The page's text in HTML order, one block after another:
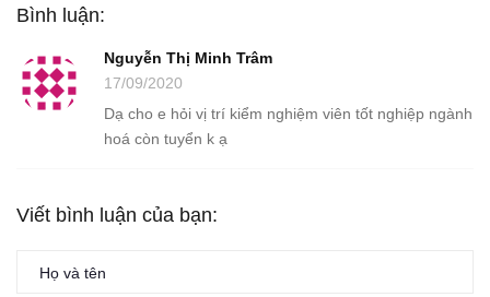
Bình luận:
Nguyễn Thị Minh Trâm
17/09/2020
Dạ cho e hỏi vị trí kiểm nghiệm viên tốt nghiệp ngành
hoá còn tuyển k ạ
Viết bình luận của bạn: